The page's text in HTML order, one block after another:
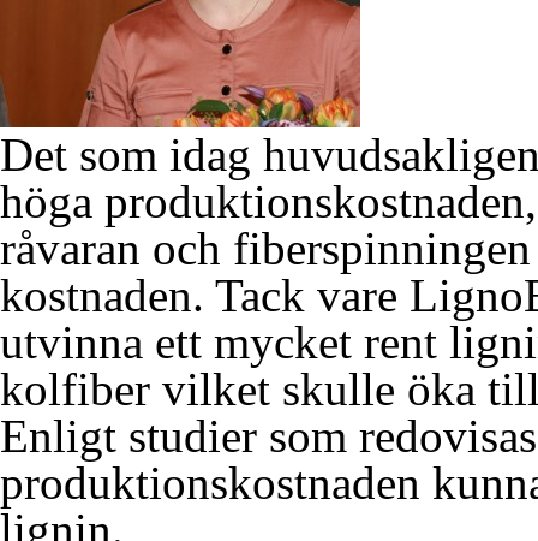
Det som idag
höga
råvaran och
kostnaden. Tack vare
utvinna ett mycket rent
kolfiber vilket skulle öka
Enligt studier som
produktionskostnaden
lignin.